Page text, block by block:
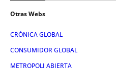
Otras Webs
CRÓNICA GLOBAL
CONSUMIDOR GLOBAL
METROPOLI ABIERTA